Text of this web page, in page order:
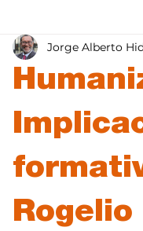
Inteligencia
de futuro Ética de la
del mes Cursos
Jorge Alberto